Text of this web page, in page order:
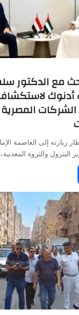
مع الدكتور
أدنوك لاستكشاف
إلى العاصمة
البترول والثروة